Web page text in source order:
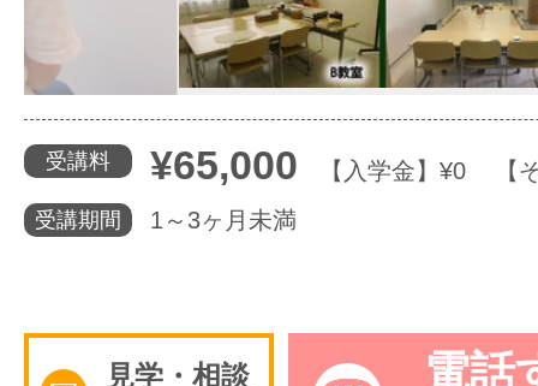
特集をみる
サイトマッ
受講料 ¥65,000 【入学金】¥0 【
受講期間 1～3ヶ月未満
見学・相談 電話